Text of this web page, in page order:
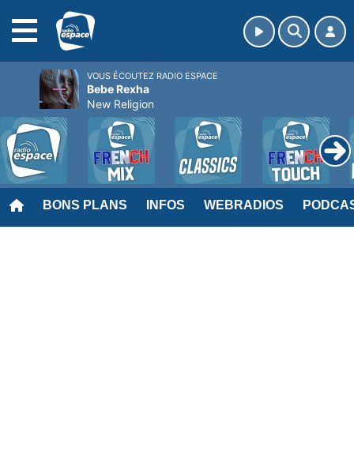
BONS PLANS INFOS WEBRADIOS
VOUS ÉCOUTEZ RADIO ESPACE
Bebe Rexha
New Religion